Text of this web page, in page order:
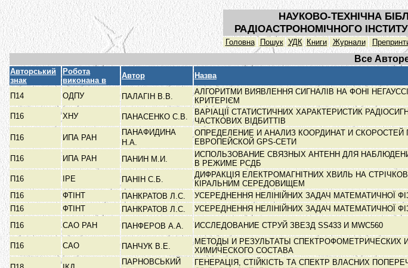
НАУКОВО-ТЕХНІЧНА
РАДІОАСТРОНОМІЧНОГО
Головна Пошук УДК Книги Журнали
Все
Авторський
знак
Робота
виконана в
Автор Назва
П14
ОДПУ ПАЛАГІН В.В.
АЛГОРИТМИ ВИЯВЛЕННЯ СИГНАЛІВ НА ФОНІ
КРИТЕРІЄМ
П16 ХНУ ПАНАСЕНКО С.В.
ВАРІАЦІЇ СТАТИСТИЧНИХ ХАРАКТЕРИСТИК
ЧАСТКОВИХ ВІДБИТТІВ
П16 ИПА РАН
ПАНАФИДИНА
Н.А.
ОПРЕДЕЛЕНИЕ И АНАЛИЗ КООРДИНАТ И
ЕВРОПЕЙСКОЙ GPS-СЕТИ
П16 ИПА РАН ПАНИН М.И.
ИСПОЛЬЗОВАНИЕ СВЯЗНЫХ АНТЕНН ДЛЯ
В РЕЖИМЕ РСДБ
П16 ІРЕ ПАНІН С.Б.
ДИФРАКЦІЯ ЕЛЕКТРОМАГНІТНИХ ХВИЛЬ НА
КІРАЛЬНИМ СЕРЕДОВИЩЕМ
П16
ФТІНТ ПАНКРАТОВ Л.С. УСЕРЕДНЕННЯ НЕЛІНІЙНИХ ЗАДАЧ МАТЕМАТИЧНОЇ
П16
ФТІНТ ПАНКРАТОВ Л.С. УСЕРЕДНЕННЯ НЕЛІНІЙНИХ ЗАДАЧ МАТЕМАТИЧНОЇ
П16
САО РАН ПАНФЕРОВ А.А. ИССЛЕДОВАНИЕ СТРУЙ ЗВЕЗД SS433 И MWC560
П16 САО ПАНЧУК В.Е.
МЕТОДЫ И РЕЗУЛЬТАТЫ СПЕКТРОФОМЕТРИЧЕСКИХ
ХИМИЧЕСКОГО СОСТАВА
ПАРНОВСЬКИЙ
ГЕНЕРАЦІЯ, СТІЙКІСТЬ ТА СПЕКТР ВЛАСНИХ